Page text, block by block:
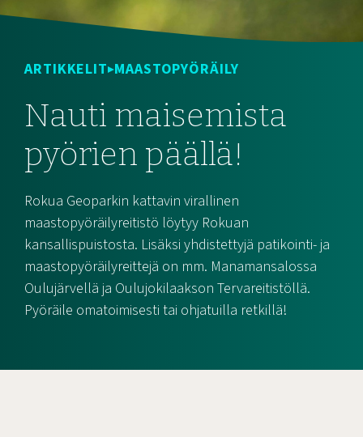
ARTIKKELIT MAASTOPYÖRÄILY
Nauti maisemista
pyörien päällä!
Rokua Geoparkin kattavin virallinen
maastopyöräilyreitistö löytyy Rokuan
kansallispuistosta. Lisäksi yhdistettyjä patikointi- ja
maastopyöräilyreittejä on mm. Manamansalossa
Oulujärvellä ja Oulujokilaakson Tervareitistöllä.
Pyöräile omatoimisesti tai ohjatuilla retkillä!